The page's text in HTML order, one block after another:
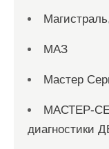
МАЗ
Мастер
МАСТЕР-
диагностики